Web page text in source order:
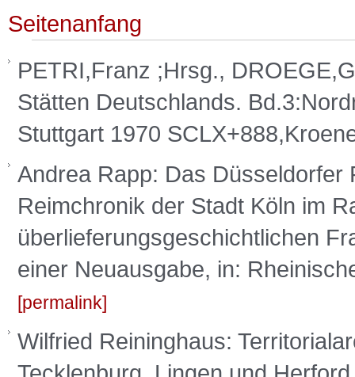
Seitenanfang
PETRI,Franz ;Hrsg.,
Stätten Deutschlands.
Stuttgart 1970
Andrea Rapp: Das
Reimchronik der Stadt Köln im
überlieferungsgeschichtlichen
einer Neuausgabe, in:
permalink
Wilfried Reininghaus: